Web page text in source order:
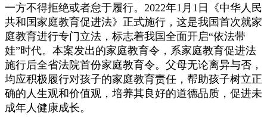
一方不得拒绝或者怠于履行。2022年1月1日《中华人民
共和国家庭教育促进法》正式施行，这是我国首次就家
庭教育进行专门立法，标志着我国全面开启“依法带
娃”时代。本案发出的家庭教育令，系家庭教育促进法
施行后全省法院首份家庭教育令。父母无论离异与否，
均应积极履行对孩子的家庭教育责任，帮助孩子树立正
确的人生观和价值观，培养其良好的道德品质，促进未
成年人健康成长。